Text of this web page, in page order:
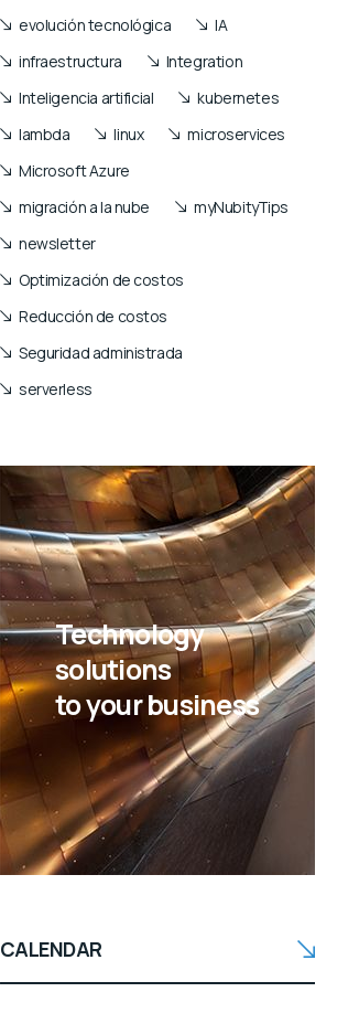
evolución tecnológica
IA
infraestructura
Integration
Inteligencia artificial
kubernetes
lambda
linux
microservices
Microsoft Azure
migración a la nube
myNubityTips
newsletter
Optimización de costos
Reducción de costos
Seguridad administrada
serverless
Technology
solutions
to your business
CALENDAR